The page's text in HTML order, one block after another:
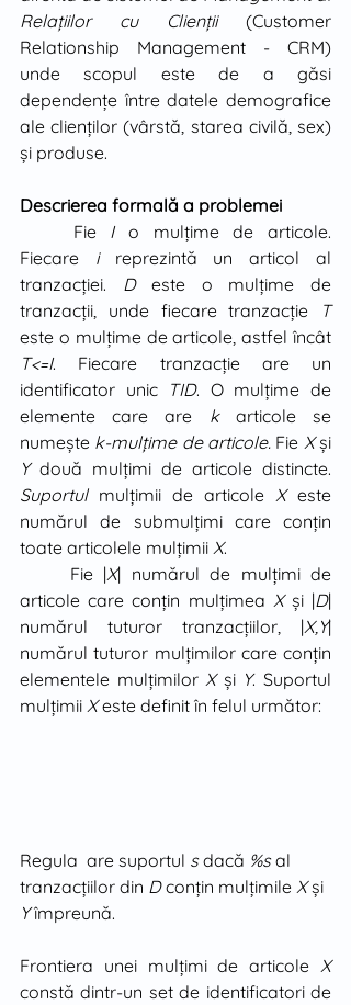
Relaţiilor cu Clienţii (Customer
Relationship Management - CRM)
unde scopul este de a găsi
dependenţe între datele demografice
ale clienţilor (vârstă, starea civilă, sex)
şi produse.
Descrierea formală a problemei
	Fie
I o mulţime de articole.
Fiecare i reprezintă un articol al
tranzacţiei. D este o mulţime de
tranzacţii, unde fiecare tranzacţie
T
T<=I. Fiecare tranzacţie are un
identificator unic TID. O mulţime de
elemente care are k articole se
numeşte k-mulţime de articole. Fie X
Y
Suportul mulţimii de articole X este
numărul de submulţimi care conţin
toate articolele mulţimii X.
	Fie |
X| numărul de mulţimi de
articole care conţin mulţimea X şi |D|
numărul tuturor tranzacţiilor, |X,Y|
numărul tuturor mulţimilor care conţin
elementele mulţimilor X şi Y. Suportul
mulţimii X este definit în felul următor:
Regula  are suportul s dacă %s al
tranzacţiilor din D conţin mulţimile X şi
Y împreună.
Frontiera unei mulţimi de articole X
constă dintr-un set de identificatori de